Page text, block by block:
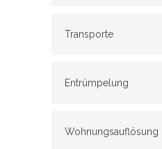
Transporte
Entrümpelung
Wohnungsauflösung